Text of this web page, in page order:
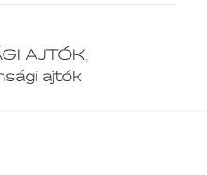
AJTÓK,
ajtók